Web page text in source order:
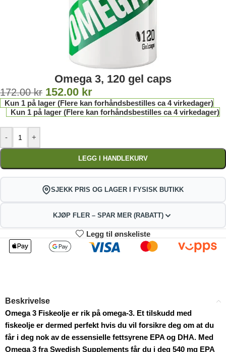
Omega 3, 120 gel caps
172.00kr 152.00 kr
Kun 1 på lager (Flere kan forhåndsbestilles ca 4 virkedager)
Kun 1 på lager (Flere kan forhåndsbestilles ca 4 virkedager)
- +
LEGG I HANDLEKURV
SJEKK PRIS OG LAGER I FYSISK BUTIKK
KJØP FLER – SPAR MER (RABATT)
2
150.48
kr
3-4
148.96
4%
Legg til ønskeliste
Beskrivelse
Omega 3 Fiskeolje er rik på omega-3. Et tilskudd med
fiskeolje er dermed perfekt hvis du vil forsikre deg om at du
får i deg nok av de essensielle fettsyrene EPA og DHA. Med
Omega 3 fra Swedish Supplements får du i deg 540 mg EPA